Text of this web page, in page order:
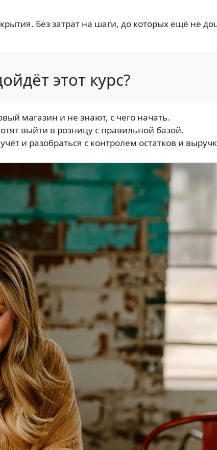
Без затрат на шаги, до которых ещё не
этот курс?
магазин и не знают, с чего начать.
выйти в розницу с правильной базой.
и разобраться с контролем остатков и